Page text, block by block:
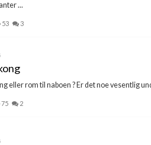
...
53 3
eller rom til naboen ? Er det noe vesentlig
75 2